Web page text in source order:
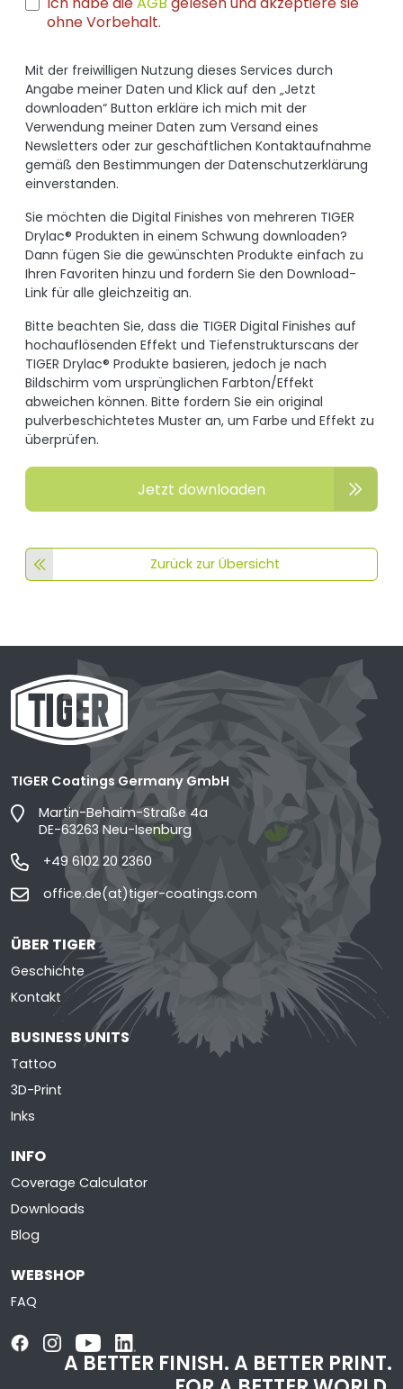
ohne Vorbehalt.
Mit der freiwilligen Nutzung dieses Services durch
Angabe meiner Daten und Klick auf den „Jetzt
downloaden“ Button erkläre ich mich mit der
Verwendung meiner Daten zum Versand eines
Newsletters oder zur geschäftlichen Kontaktaufnahme
gemäß den Bestimmungen der Datenschutzerklärung
einverstanden.
Sie möchten die Digital Finishes von mehreren TIGER
Drylac® Produkten in einem Schwung downloaden?
Dann fügen Sie die gewünschten Produkte einfach zu
Ihren Favoriten hinzu und fordern Sie den Download-
Link für alle gleichzeitig an.
Bitte beachten Sie, dass die TIGER Digital Finishes auf
hochauflösenden Effekt und Tiefenstrukturscans der
TIGER Drylac® Produkte basieren, jedoch je nach
Bildschirm vom ursprünglichen Farbton/Effekt
abweichen können. Bitte fordern Sie ein original
pulverbeschichtetes Muster an, um Farbe und Effekt zu
überprüfen.
Jetzt downloaden
Zurück zur Übersicht
TIGER Coatings Germany GmbH
Martin-Behaim-Straße 4a
DE-63263 Neu-Isenburg
+49 6102 20 2360
office.de(at)tiger-coatings.com
ÜBER TIGER
Geschichte
Kontakt
BUSINESS UNITS
Tattoo
3D-Print
Inks
INFO
Coverage Calculator
Downloads
Blog
WEBSHOP
FAQ
A BETTER FINISH.A BETTER PRINT.